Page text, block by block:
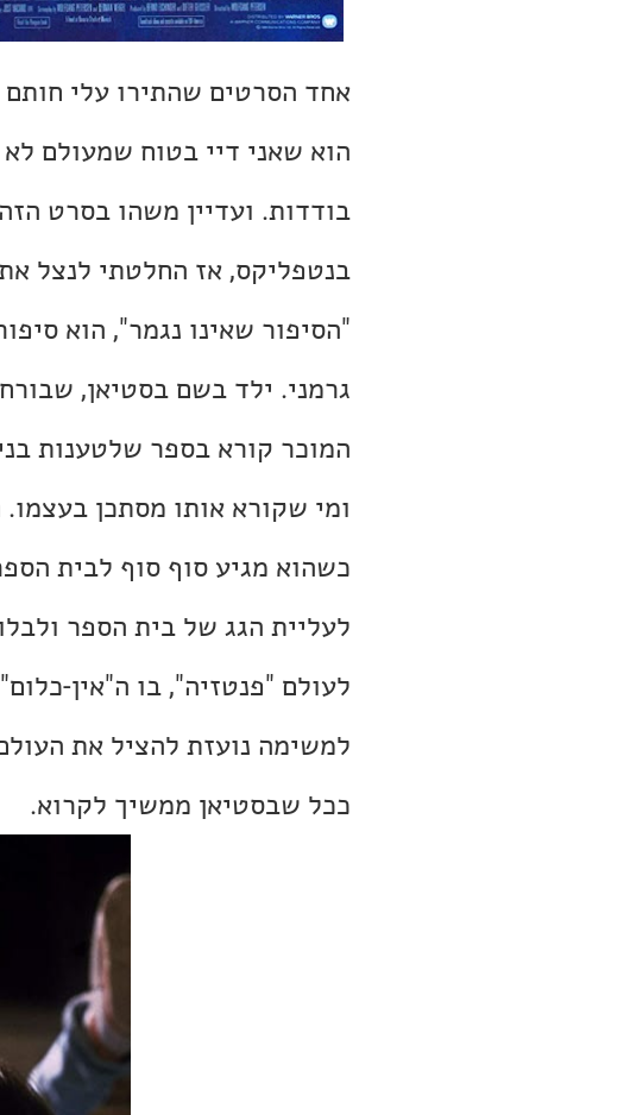
אחד הסרטים שהתירו עלי חותם
הוא שאני דיי בטוח שמעולם
בודדות. ועדיין משהו בסרט
בנטפליקס, אז החלטתי לנצל
"הסיפור שאינו נגמר", הוא
גרמני. ילד בשם בסטיאן,
המוכר קורא בספר שלטענות
ומי שקורא אותו מסתכן
כשהוא מגיע סוף סוף לבית
לעליית הגג של בית הספר
לעולם "פנטזיה", בו ה"אין-
למשימה נועזת להציל את
ככל שבסטיאן ממשיך לקרוא.